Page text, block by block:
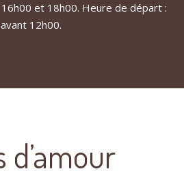
et 18h00. Heure de départ :
avant 12h00.
d’amour